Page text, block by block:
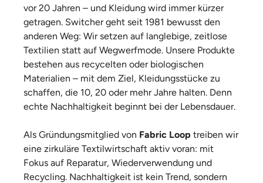
vor 20 Jahren – und Kleidung wird immer kürzer
getragen. Switcher geht seit 1981 bewusst den
anderen Weg: Wir setzen auf langlebige, zeitlose
Textilien statt auf Wegwerfmode. Unsere Produkte
bestehen aus recycelten oder biologischen
Materialien – mit dem Ziel, Kleidungsstücke zu
schaffen, die 10, 20 oder mehr Jahre halten. Denn
echte Nachhaltigkeit beginnt bei der Lebensdauer.
Als Gründungsmitglied von Fabric Loop treiben wir
eine zirkuläre Textilwirtschaft aktiv voran: mit
Fokus auf Reparatur, Wiederverwendung und
Recycling. Nachhaltigkeit ist kein Trend, sondern